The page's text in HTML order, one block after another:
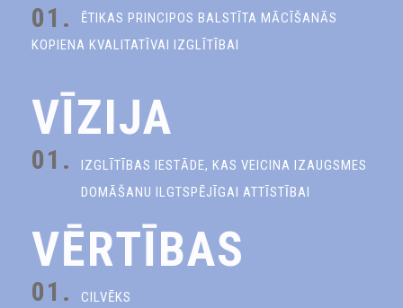
01.
ĒTIKAS PRINCIPOS BALSTĪTA MĀCĪŠANĀS
KOPIENA KVALITATĪVAI IZGLĪTĪBAI
VĪZIJA
01.
IZGLĪTĪBAS IESTĀDE, KAS VEICINA IZAUGSMES
DOMĀŠANU ILGTSPĒJĪGAI ATTĪSTĪBAI
VĒRTĪBAS
01. CILVĒKS